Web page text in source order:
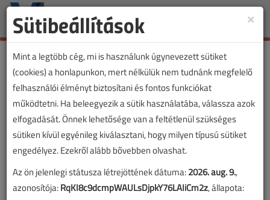
Toggle
×
Sütibeállítások
Mint a legtöbb cég, mi is használunk úgynevezett sütiket
(cookies) a honlapunkon, mert nélkülük nem tudnánk megfelelő
felhasználói élményt biztosítani és fontos funkciókat
működtetni. Ha beleegyezik a sütik használatába, válassza azok
elfogadását. Önnek lehetősége van a feltétlenül szükséges
sütiken kívül egyénileg kiválasztani, hogy milyen típusú sütiket
engedélyez. Ezekről alább bővebben olvashat.
Az ön jelenlegi státusza létrejöttének dátuma:2026. aug. 9.,
azonosítója:RqKI8c9dcmpWAULsDjpkY76LAIiCm2z, állapota: